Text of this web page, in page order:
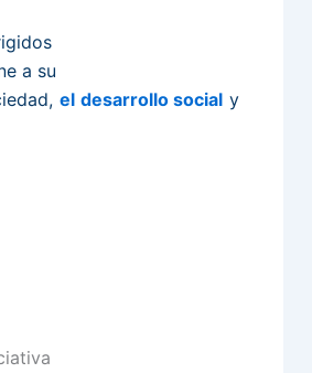
a su
el desarrollo social y